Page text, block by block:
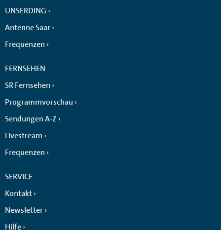
UNSERDING
Antenne Saar
Frequenzen
FERNSEHEN
SR Fernsehen
Programmvorschau
Sendungen A-Z
Livestream
Frequenzen
SERVICE
Kontakt
Newsletter
Hilfe